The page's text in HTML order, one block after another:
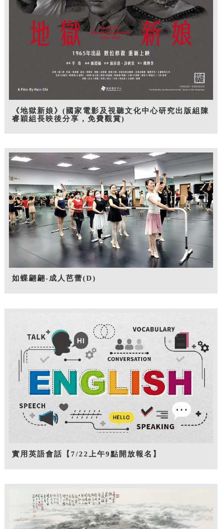
《地獄新娘》(國家電影及視聽文化中心研究出版組陳
睿穎組長映後分享，免費觀賞)
如蝶翩翩-成人芭蕾(D)
實用英語會話【7/22上午9點開放報名】